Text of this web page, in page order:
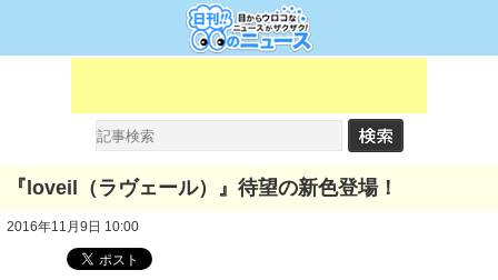
『loveil（ラヴェール）』待望の新色登場！
2016年11月9日 10:00